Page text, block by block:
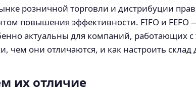
розничной торговли и дистрибуции
повышения эффективности. FIFO и FEFO
актуальны для компаний, работающих
чем они отличаются, и как настроить склад
их отличие